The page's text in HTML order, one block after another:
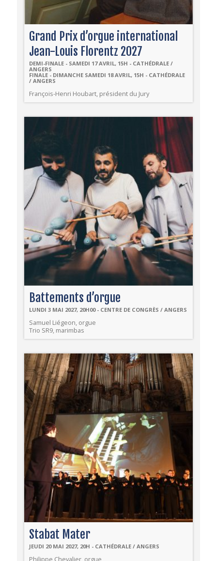
Grand Prix d’orgue international
Jean-Louis Florentz 2027
DEMI-FINALE - SAMEDI 17 AVRIL, 15H - CATHÉDRALE /
ANGERS
FINALE - DIMANCHE SAMEDI 18 AVRIL, 15H - CATHÉDRALE
/ ANGERS
François-Henri Houbart, président du Jury
Battements d’orgue
LUNDI 3 MAI 2027, 20H00 - CENTRE DE CONGRÈS / ANGERS
Samuel Liégeon, orgue
Trio SR9, marimbas
Stabat Mater
JEUDI 20 MAI 2027, 20H - CATHÉDRALE / ANGERS